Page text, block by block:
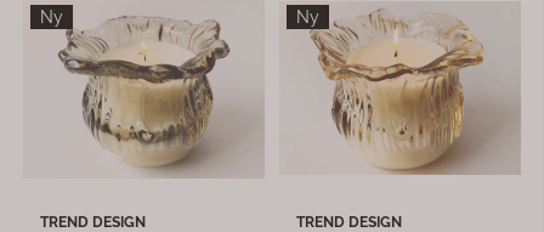
Ny
TREND DESIGN
Ny
TREND DESIGN